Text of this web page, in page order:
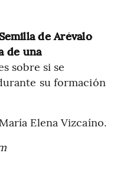
de Arévalo
de una
sobre si se
su formación
Elena Vizcaíno.